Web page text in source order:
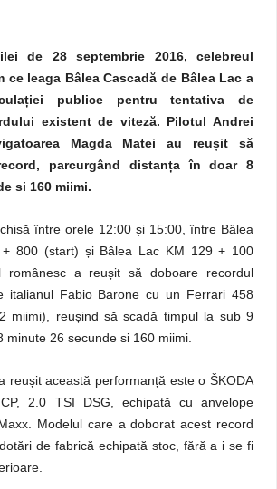
de 28 septembrie 2016, celebreul
ce leaga Bâlea Cascadă de Bâlea Lac a
publice pentru tentativa de
existent de viteză. Pilotul Andrei
Magda Matei au reușit să
parcurgând distanța în doar 8
si 160 miimi.
între orele 12:00 și 15:00, între Bâlea
+ 800 (start) și Bâlea Lac KM 129 + 100
românesc a reușit să doboare recordul
italianul Fabio Barone cu un Ferrari 458
miimi), reușind să scadă timpul la sub 9
minute 26 secunde si 160 miimi.
reușit această performanță este o ŠKODA
2.0 TSI DSG, echipată cu anvelope
Modelul care a doborat acest record
de fabrică echipată stoc, fără a i se fi